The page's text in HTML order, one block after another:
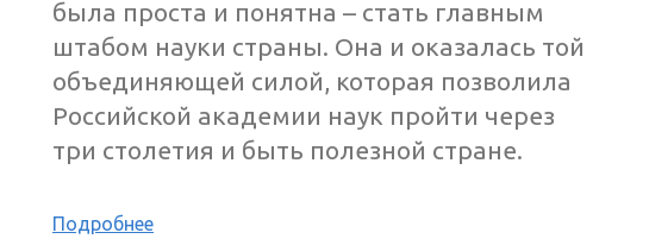
была проста и понятна – стать главным
штабом науки страны. Она и оказалась той
объединяющей силой, которая позволила
Российской академии наук пройти через
три столетия и быть полезной стране.
Подробнее